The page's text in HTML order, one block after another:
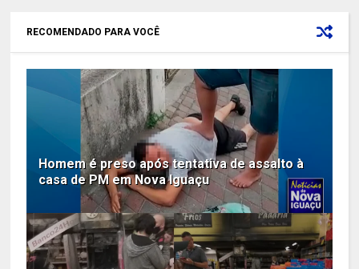
RECOMENDADO PARA VOCÊ
Homem é preso após tentativa de assalto à
casa de PM em Nova Iguaçu